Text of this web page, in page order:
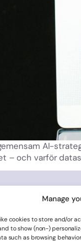
Manage
cookies to store and/or
to show (non-)
such as browsing
AI-
– och varför
om det